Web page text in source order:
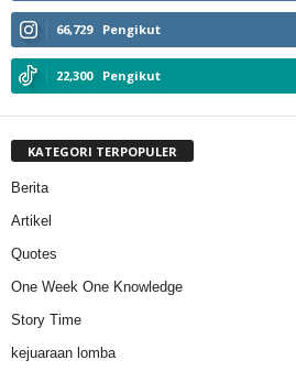
66,729 Pengikut
22,300 Pengikut
KATEGORI TERPOPULER
Berita
Artikel
Quotes
One Week One Knowledge
Story Time
kejuaraan lomba